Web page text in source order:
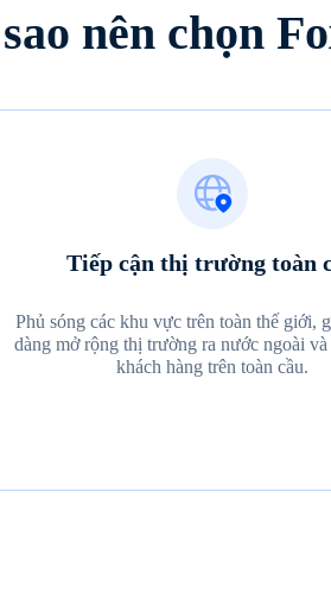
nên chọn
Tiếp cận thị trường toàn
Phủ sóng các khu vực trên toàn thế giới,
dàng mở rộng thị trường ra nước ngoài
khách hàng trên toàn cầu.